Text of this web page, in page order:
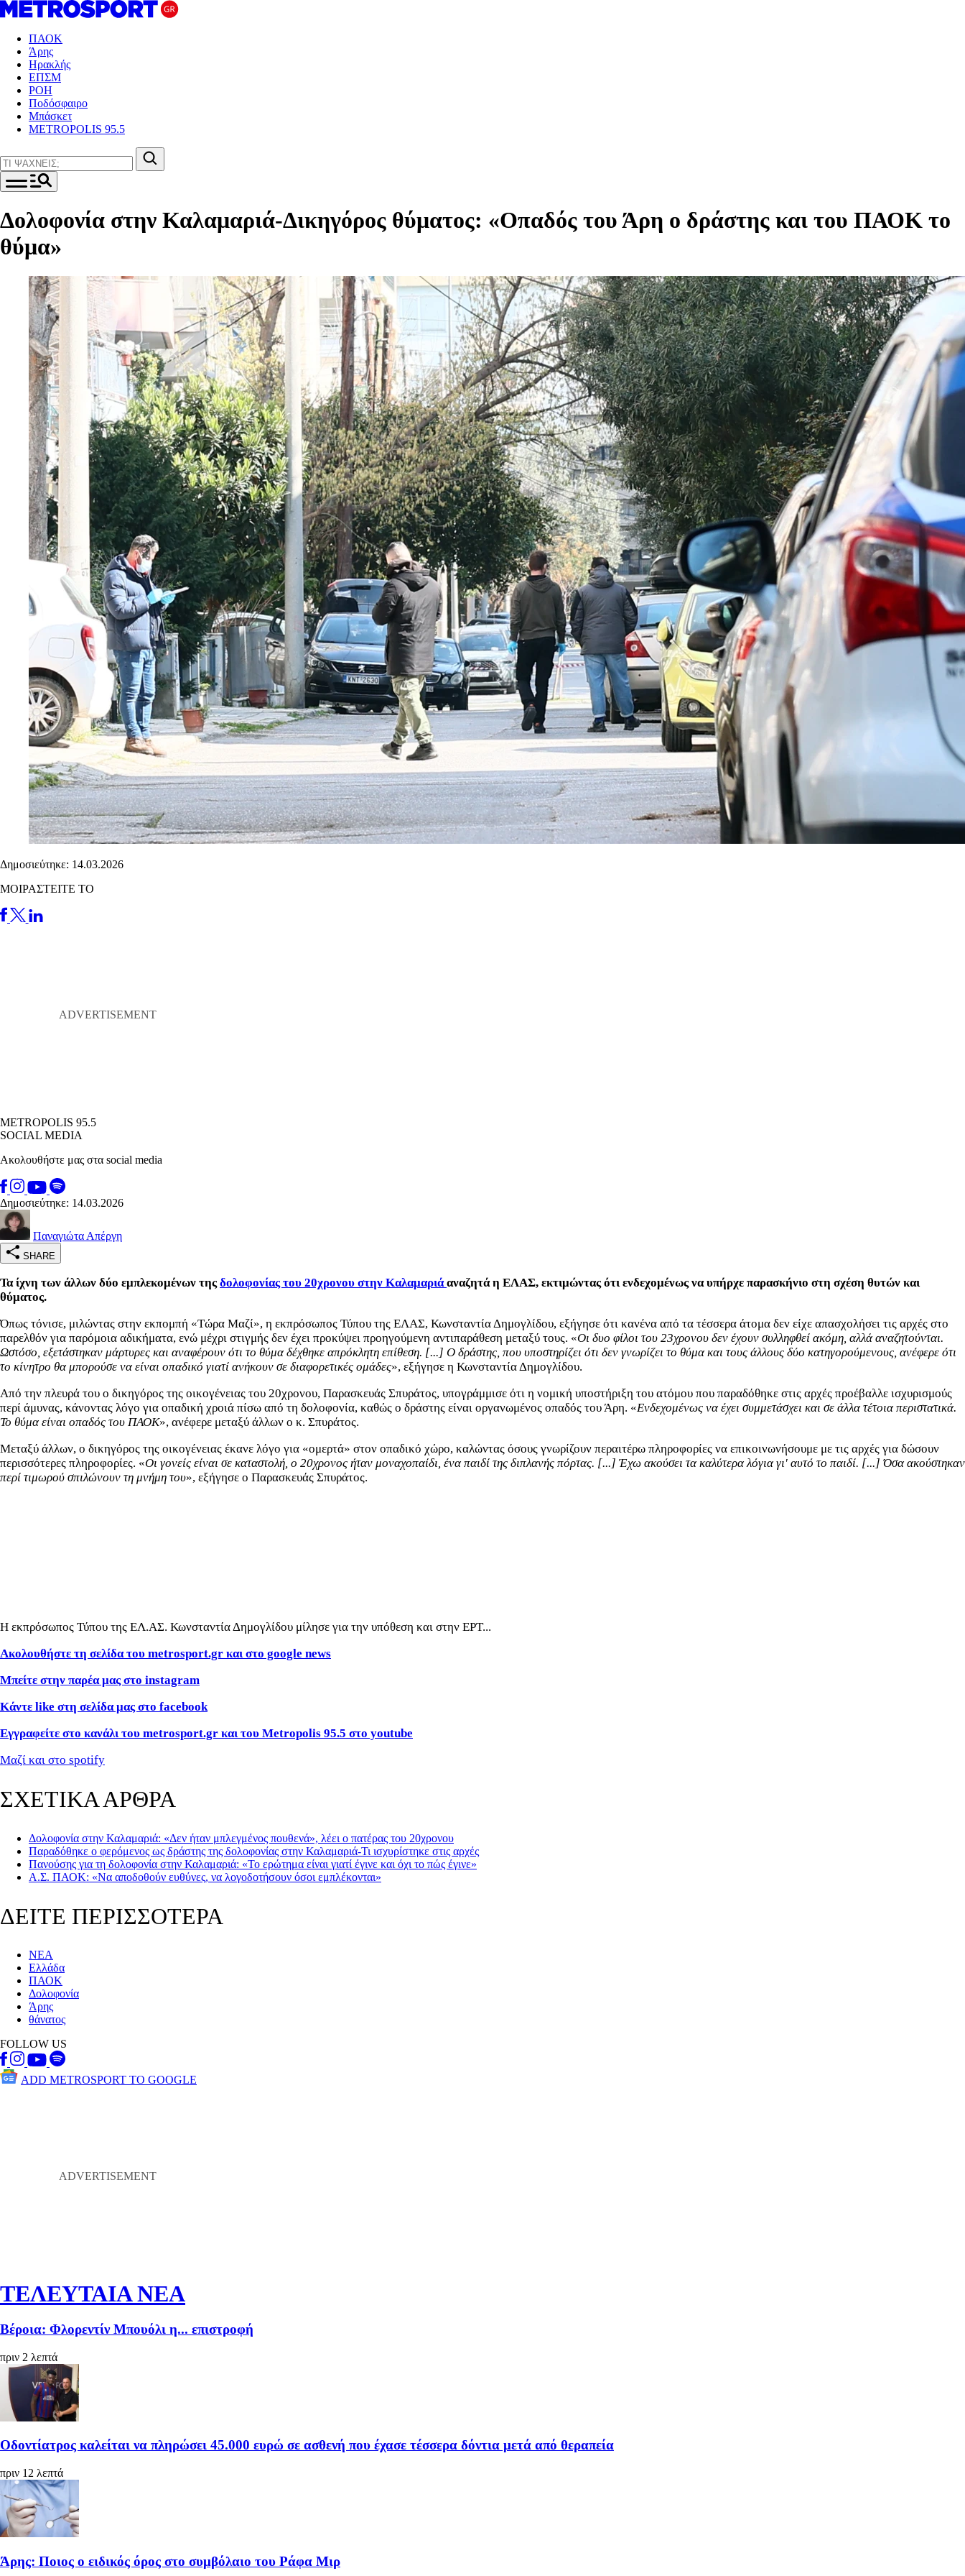
ΠΑΟΚ
Άρης
Ηρακλής
ΕΠΣΜ
ΡΟΗ
Ποδόσφαιρο
Μπάσκετ
METROPOLIS 95.5
Δολοφονία στην Καλαμαριά-Δικηγόρος θύματος: «Οπαδός του Άρη ο δράστης και του ΠΑΟΚ το
θύμα»
Δημοσιεύτηκε: 14.03.2026
ΜΟΙΡΑΣΤΕΙΤΕ ΤΟ
METROPOLIS 95.5
SOCIAL MEDIA
Ακολουθήστε μας στα social media
Δημοσιεύτηκε: 14.03.2026
Παναγιώτα Απέργη
SHARE
Τα ίχνη των άλλων δύο εμπλεκομένων τηςδολοφονίας του 20χρονου στην Καλαμαριάαναζητά η ΕΛΑΣ, εκτιμώντας ότι ενδεχομένως να υπήρχε παρασκήνιο στη σχέση θυτών και
θύματος.
Όπως τόνισε, μιλώντας στην εκπομπή «Τώρα Μαζί», η εκπρόσωπος Τύπου της ΕΛΑΣ, Κωνσταντία Δημογλίδου, εξήγησε ότι κανένα από τα τέσσερα άτομα δεν είχε απασχολήσει τις αρχές στο
παρελθόν για παρόμοια αδικήματα, ενώ μέχρι στιγμής δεν έχει προκύψει προηγούμενη αντιπαράθεση μεταξύ τους. «Οι δυο φίλοι του 23χρονου δεν έχουν συλληφθεί ακόμη, αλλά αναζητούνται.
Ωστόσο, εξετάστηκαν μάρτυρες και αναφέρουν ότι το θύμα δέχθηκε απρόκλητη επίθεση. [...] Ο δράστης, που υποστηρίζει ότι δεν γνωρίζει το θύμα και τους άλλους δύο κατηγορούμενους, ανέφερε ότι
το κίνητρο θα μπορούσε να είναι οπαδικό γιατί ανήκουν σε διαφορετικές ομάδες», εξήγησε η Κωνσταντία Δημογλίδου.
Από την πλευρά του ο δικηγόρος της οικογένειας του 20χρονου, Παρασκευάς Σπυράτος, υπογράμμισε ότι η νομική υποστήριξη του ατόμου που παραδόθηκε στις αρχές προέβαλλε ισχυρισμούς
περί άμυνας, κάνοντας λόγο για οπαδική χροιά πίσω από τη δολοφονία, καθώς ο δράστης είναι οργανωμένος οπαδός του Άρη. «Ενδεχομένως να έχει συμμετάσχει και σε άλλα τέτοια περιστατικά.
Το θύμα είναι οπαδός του ΠΑΟΚ», ανέφερε μεταξύ άλλων ο κ. Σπυράτος.
Μεταξύ άλλων, ο δικηγόρος της οικογένειας έκανε λόγο για «ομερτά» στον οπαδικό χώρο, καλώντας όσους γνωρίζουν περαιτέρω πληροφορίες να επικοινωνήσουμε με τις αρχές για δώσουν
περισσότερες πληροφορίες. «Οι γονείς είναι σε καταστολή, ο 20χρονος ήταν μοναχοπαίδι, ένα παιδί της διπλανής πόρτας. [...] Έχω ακούσει τα καλύτερα λόγια γι' αυτό το παιδί. [...] Όσα ακούστηκαν
περί τιμωρού σπιλώνουν τη μνήμη του», εξήγησε ο Παρασκευάς Σπυράτος.
Η εκπρόσωπος Τύπου της ΕΛ.ΑΣ. Κωνσταντία Δημογλίδου μίλησε για την υπόθεση και στην ΕΡΤ...
Ακολουθήστε τη σελίδα του metrosport.gr και στο google news
Μπείτε στην παρέα μας στο instagram
Κάντε like στη σελίδα μας στο facebook
Εγγραφείτε στο κανάλι του metrosport.gr και του Metropolis 95.5 στο youtube
Μαζί και στο spotify
ΣΧΕΤΙΚΑ ΑΡΘΡΑ
Δολοφονία στην Καλαμαριά: «Δεν ήταν μπλεγμένος πουθενά», λέει ο πατέρας του 20χρονου
Παραδόθηκε ο φερόμενος ως δράστης της δολοφονίας στην Καλαμαριά-Τι ισχυρίστηκε στις αρχές
Πανούσης για τη δολοφονία στην Καλαμαριά: «Το ερώτημα είναι γιατί έγινε και όχι το πώς έγινε»
Α.Σ. ΠΑΟΚ: «Να αποδοθούν ευθύνες, να λογοδοτήσουν όσοι εμπλέκονται»
ΔΕΙΤΕ ΠΕΡΙΣΣΟΤΕΡΑ
ΝΕΑ
Ελλάδα
ΠΑΟΚ
Δολοφονία
Άρης
θάνατος
FOLLOW US
ADD METROSPORT TO GOOGLE
ΤΕΛΕΥΤΑΙΑ ΝΕΑ
Βέροια: Φλορεντίν Μπουόλι η... επιστροφή
πριν 2 λεπτά
Οδοντίατρος καλείται να πληρώσει 45.000 ευρώ σε ασθενή που έχασε τέσσερα δόντια μετά από θεραπεία
πριν 12 λεπτά
Άρης: Ποιος ο ειδικός όρος στο συμβόλαιο του Ράφα Μιρ